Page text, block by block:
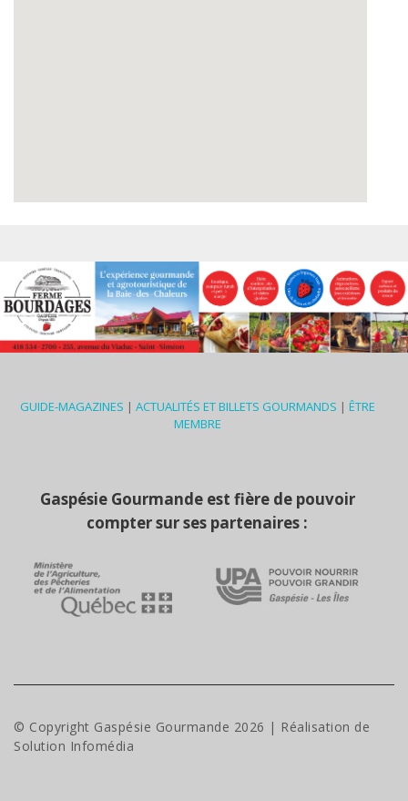
GUIDE-MAGAZINES | ACTUALITÉS ET BILLETS GOURMANDS | ÊTRE
MEMBRE
Gaspésie Gourmande est fière de pouvoir
compter sur ses partenaires :
© Copyright Gaspésie Gourmande 2026 | Réalisation de
Solution Infomédia